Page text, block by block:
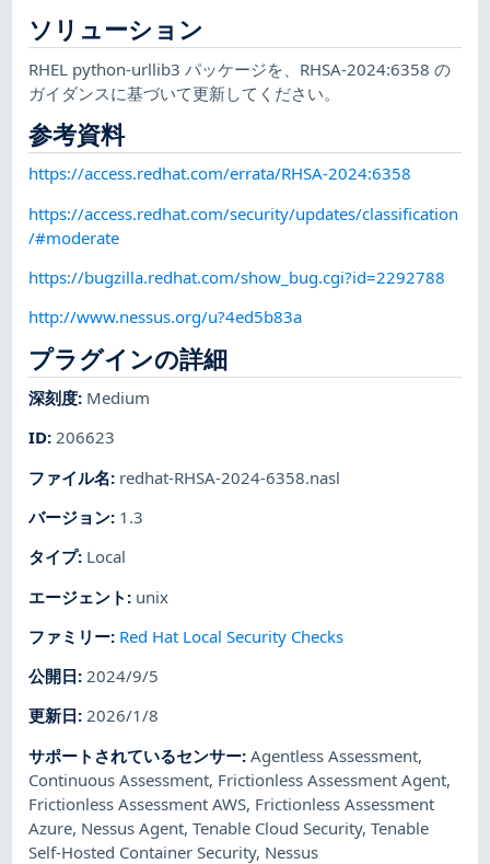
ソリューション
RHEL python-urllib3 パッケージを、RHSA-2024:6358 の
ガイダンスに基づいて更新してください。
参考資料
https://access.redhat.com/errata/RHSA-2024:6358
https://access.redhat.com/security/updates/classification
/#moderate
https://bugzilla.redhat.com/show_bug.cgi?id=2292788
http://www.nessus.org/u?4ed5b83a
プラグインの詳細
深刻度: Medium
ID:206623
ファイル名: redhat-RHSA-2024-6358.nasl
バージョン: 1.3
タイプ: Local
エージェント : unix
ファミリー: Red Hat Local Security Checks
公開日:2024/9/5
更新日:2026/1/8
サポートされているセンサー:Agentless Assessment,
Continuous Assessment, Frictionless Assessment Agent,
Frictionless Assessment AWS, Frictionless Assessment
Azure, Nessus Agent,Tenable Cloud Security,Tenable
Self-Hosted Container Security, Nessus